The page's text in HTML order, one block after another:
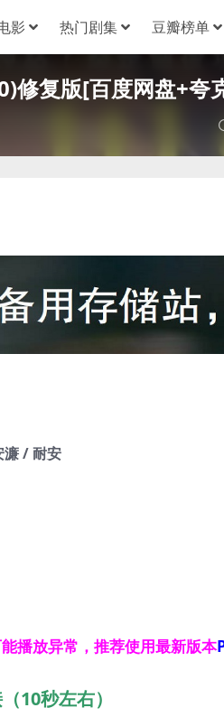
影 热门剧集 豆瓣榜单
修复版[百度网盘+
/ 耐安
播放异常，推荐使用最新版本
10秒左右）